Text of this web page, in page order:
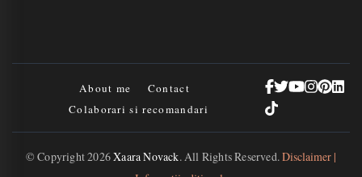
About me
Contact
Colaborari si recomandari
© Copyright 2026Xaara Novack. All Rights Reserved.Disclaimer |